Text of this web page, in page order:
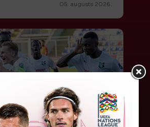
05. augusts 2026.